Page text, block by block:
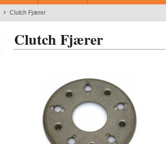
Clutch Fjærer
Clutch Fjærer